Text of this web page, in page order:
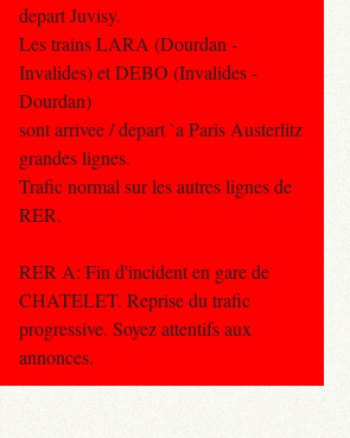
depart Juvisy.
Les trains LARA (Dourdan -
Invalides) et DEBO (Invalides -
Dourdan)
sont arrivee / depart `a Paris Austerlitz
grandes lignes.
Trafic normal sur les autres lignes de
RER.
RER A: Fin d'incident en gare de
CHATELET. Reprise du trafic
progressive. Soyez attentifs aux
annonces.